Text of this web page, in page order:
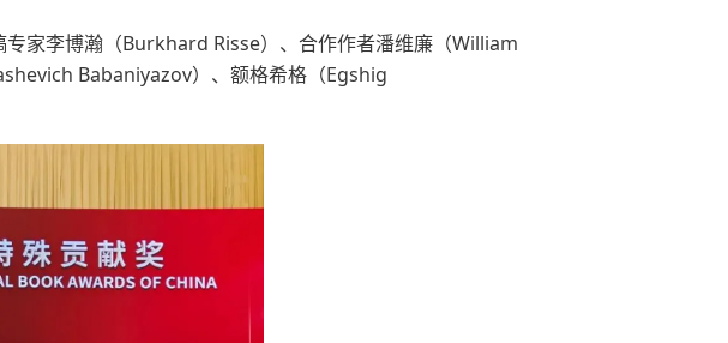
专家李博瀚（Burkhard Risse）、合作作者潘维廉（William
Babaniyazov） 、额格希格（Egshig